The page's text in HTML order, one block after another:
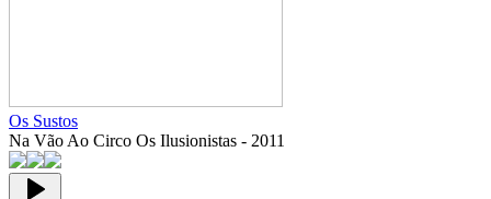
Os Sustos
Na Vão Ao Circo Os Ilusionistas - 2011